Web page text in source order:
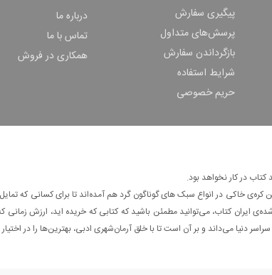
پیگیری سفارش
پرسش‌های متداول
بازگرداندن سفارش
شرایط استفاده
حریم خصوصی
درباره ما
تماس با ما
همکاری در فروش
در کار نخواهد بود.
خاکی در انواع سبک های گوناگون گرد هم آمده‌اند تا برای کسانی که
ایران کتاب، می‌توانید مطمئن باشید که کتابی که خریده اید، ارزش زمانی
دنیا می‌داند و بر آن است تا با خلق آرمان‌شهری ادبی، بهترین‌ها را در اختیار